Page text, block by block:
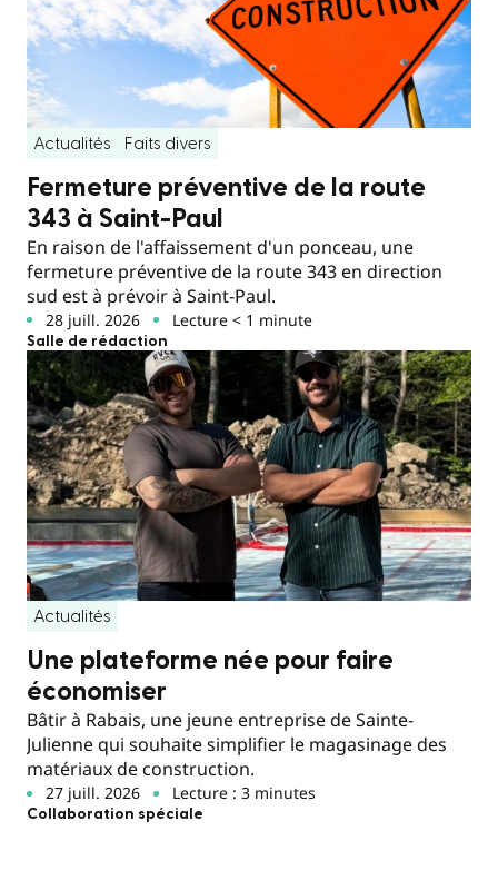
Actualités Faits divers
Fermeture préventive de la route
343 à Saint-Paul
En raison de l'affaissement d'un ponceau, une
fermeture préventive de la route 343 en direction
sud est à prévoir à Saint-Paul.
28 juill. 2026 Lecture < 1 minute
Salle de rédaction
Actualités
Une plateforme née pour faire
économiser
Bâtir à Rabais, une jeune entreprise de Sainte-
Julienne qui souhaite simplifier le magasinage des
matériaux de construction.
27 juill. 2026 Lecture : 3 minutes
Collaboration spéciale